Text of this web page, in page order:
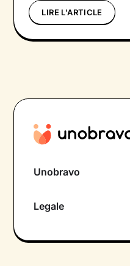
LIRE L'ARTICLE
Unobravo
Psychologue par chat
Legale